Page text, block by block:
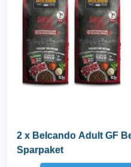
2 x Belcando Adult GF
Sparpaket